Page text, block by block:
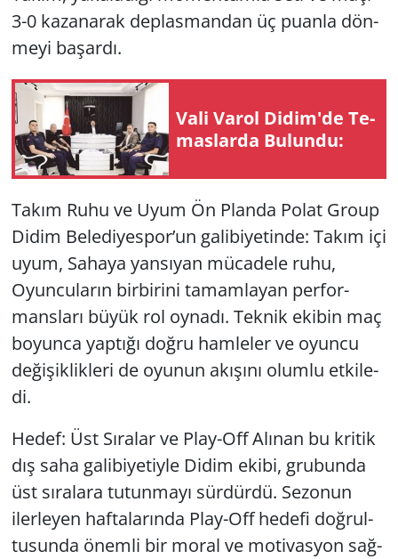
3-0 ka­za­na­rak dep­las­man­dan üç pu­an­la dön­
me­yi ba­şar­dı.
Vali Varol Didim'de Te­
mas­lar­da Bu­lun­du:
Takım Ruhu ve Uyum Ön Plan­da Polat Group
Didim Be­le­di­yes­por’un ga­li­bi­ye­tin­de: Takım içi
uyum, Sa­ha­ya yan­sı­yan mü­ca­de­le ruhu,
Oyun­cu­la­rın bir­bi­ri­ni ta­mam­la­yan per­for­
mans­la­rı büyük rol oy­na­dı. Tek­nik eki­bin maç
bo­yun­ca yap­tı­ğı doğru ham­le­ler ve oyun­cu
de­ği­şik­lik­le­ri de oyu­nun akı­şı­nı olum­lu et­ki­le­
di.
Hedef: Üst Sı­ra­lar ve Play-Off Alı­nan bu kri­tik
dış saha ga­li­bi­ye­tiy­le Didim ekibi, gru­bun­da
üst sı­ra­la­ra tu­tun­ma­yı sür­dür­dü. Se­zo­nun
iler­le­yen haf­ta­la­rın­da Play-Off he­de­fi doğ­rul­
tu­sun­da önem­li bir moral ve mo­ti­vas­yon sağ­